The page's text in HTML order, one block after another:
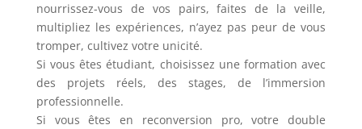
nourrissez-vous de vos pairs, faites de la veille,
multipliez les expériences, n’ayez pas peur de vous
tromper, cultivez votre unicité.
Si vous êtes étudiant, choisissez une formation avec
des projets réels, des stages, de l’immersion
professionnelle.
Si vous êtes en reconversion pro, votre double